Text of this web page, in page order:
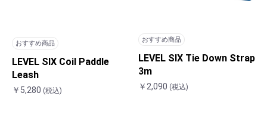
おすすめ商品
LEVEL SIX Coil Paddle
Leash
￥5,280 (税込)
おすすめ商品
LEVEL SIX Tie Down Strap
3m
￥2,090 (税込)